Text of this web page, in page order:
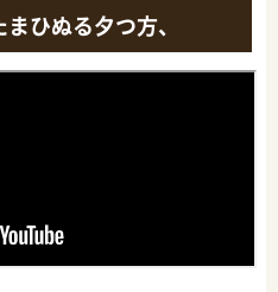
ひぬる夕つ方、